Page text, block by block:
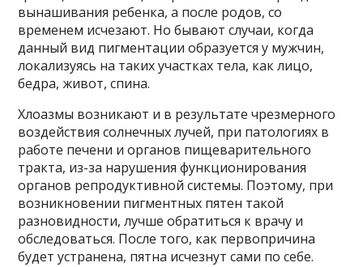
вынашивания ребенка, а после родов, со
временем исчезают. Но бывают случаи, когда
данный вид пигментации образуется у мужчин,
локализуясь на таких участках тела, как лицо,
бедра, живот, спина.
Хлоазмы возникают и в результате чрезмерного
воздействия солнечных лучей, при патологиях в
работе печени и органов пищеварительного
тракта, из-за нарушения функционирования
органов репродуктивной системы. Поэтому, при
возникновении пигментных пятен такой
разновидности, лучше обратиться к врачу и
обследоваться. После того, как первопричина
будет устранена, пятна исчезнут сами по себе.